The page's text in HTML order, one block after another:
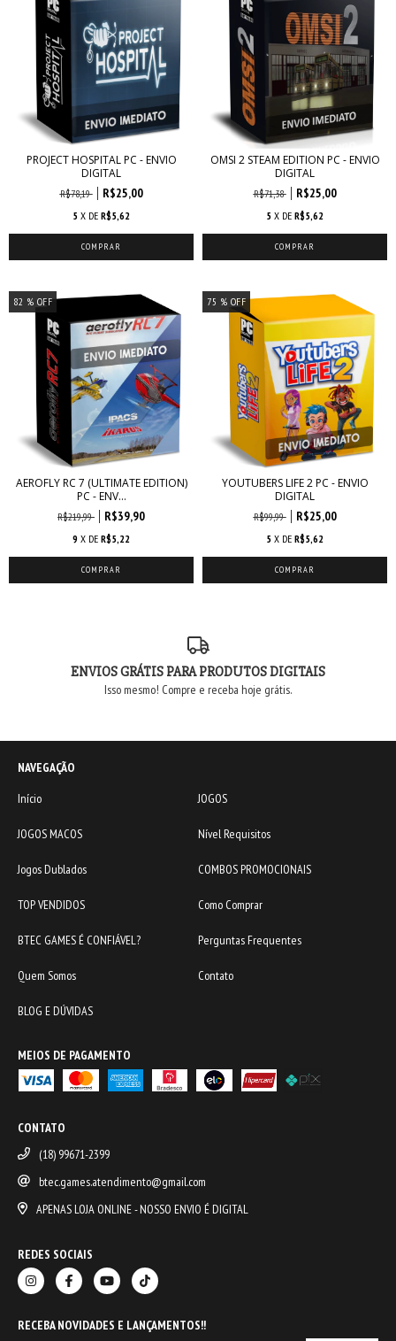
PROJECT HOSPITAL PC - ENVIO
DIGITAL
R$78,19 R$25,00
5 X DE R$5,62
OMSI 2 STEAM EDITION PC - ENVIO
DIGITAL
R$71,38 R$25,00
5 X DE R$5,62
82 % OFF
AEROFLY RC 7 (ULTIMATE EDITION)
PC - ENV...
R$219,99 R$39,90
9 X DE R$5,22
75 % OFF
YOUTUBERS LIFE 2 PC - ENVIO
DIGITAL
R$99,99 R$25,00
5 X DE R$5,62
ENVIOS GRÁTIS PARA PRODUTOS DIGITAIS
Isso mesmo! Compre e receba hoje grátis.
NAVEGAÇÃO
Início
JOGOS
JOGOS MACOS Nível Requisitos
Jogos Dublados COMBOS PROMOCIONAIS
TOP VENDIDOS Como Comprar
BTEC GAMES É CONFIÁVEL? Perguntas Frequentes
Quem Somos Contato
BLOG E DÚVIDAS
MEIOS DE PAGAMENTO
CONTATO
(18) 99671-2399
btec.games.atendimento@gmail.com
APENAS LOJA ONLINE - NOSSO ENVIO É DIGITAL
REDES SOCIAIS
RECEBA NOVIDADES E LANÇAMENTOS!!